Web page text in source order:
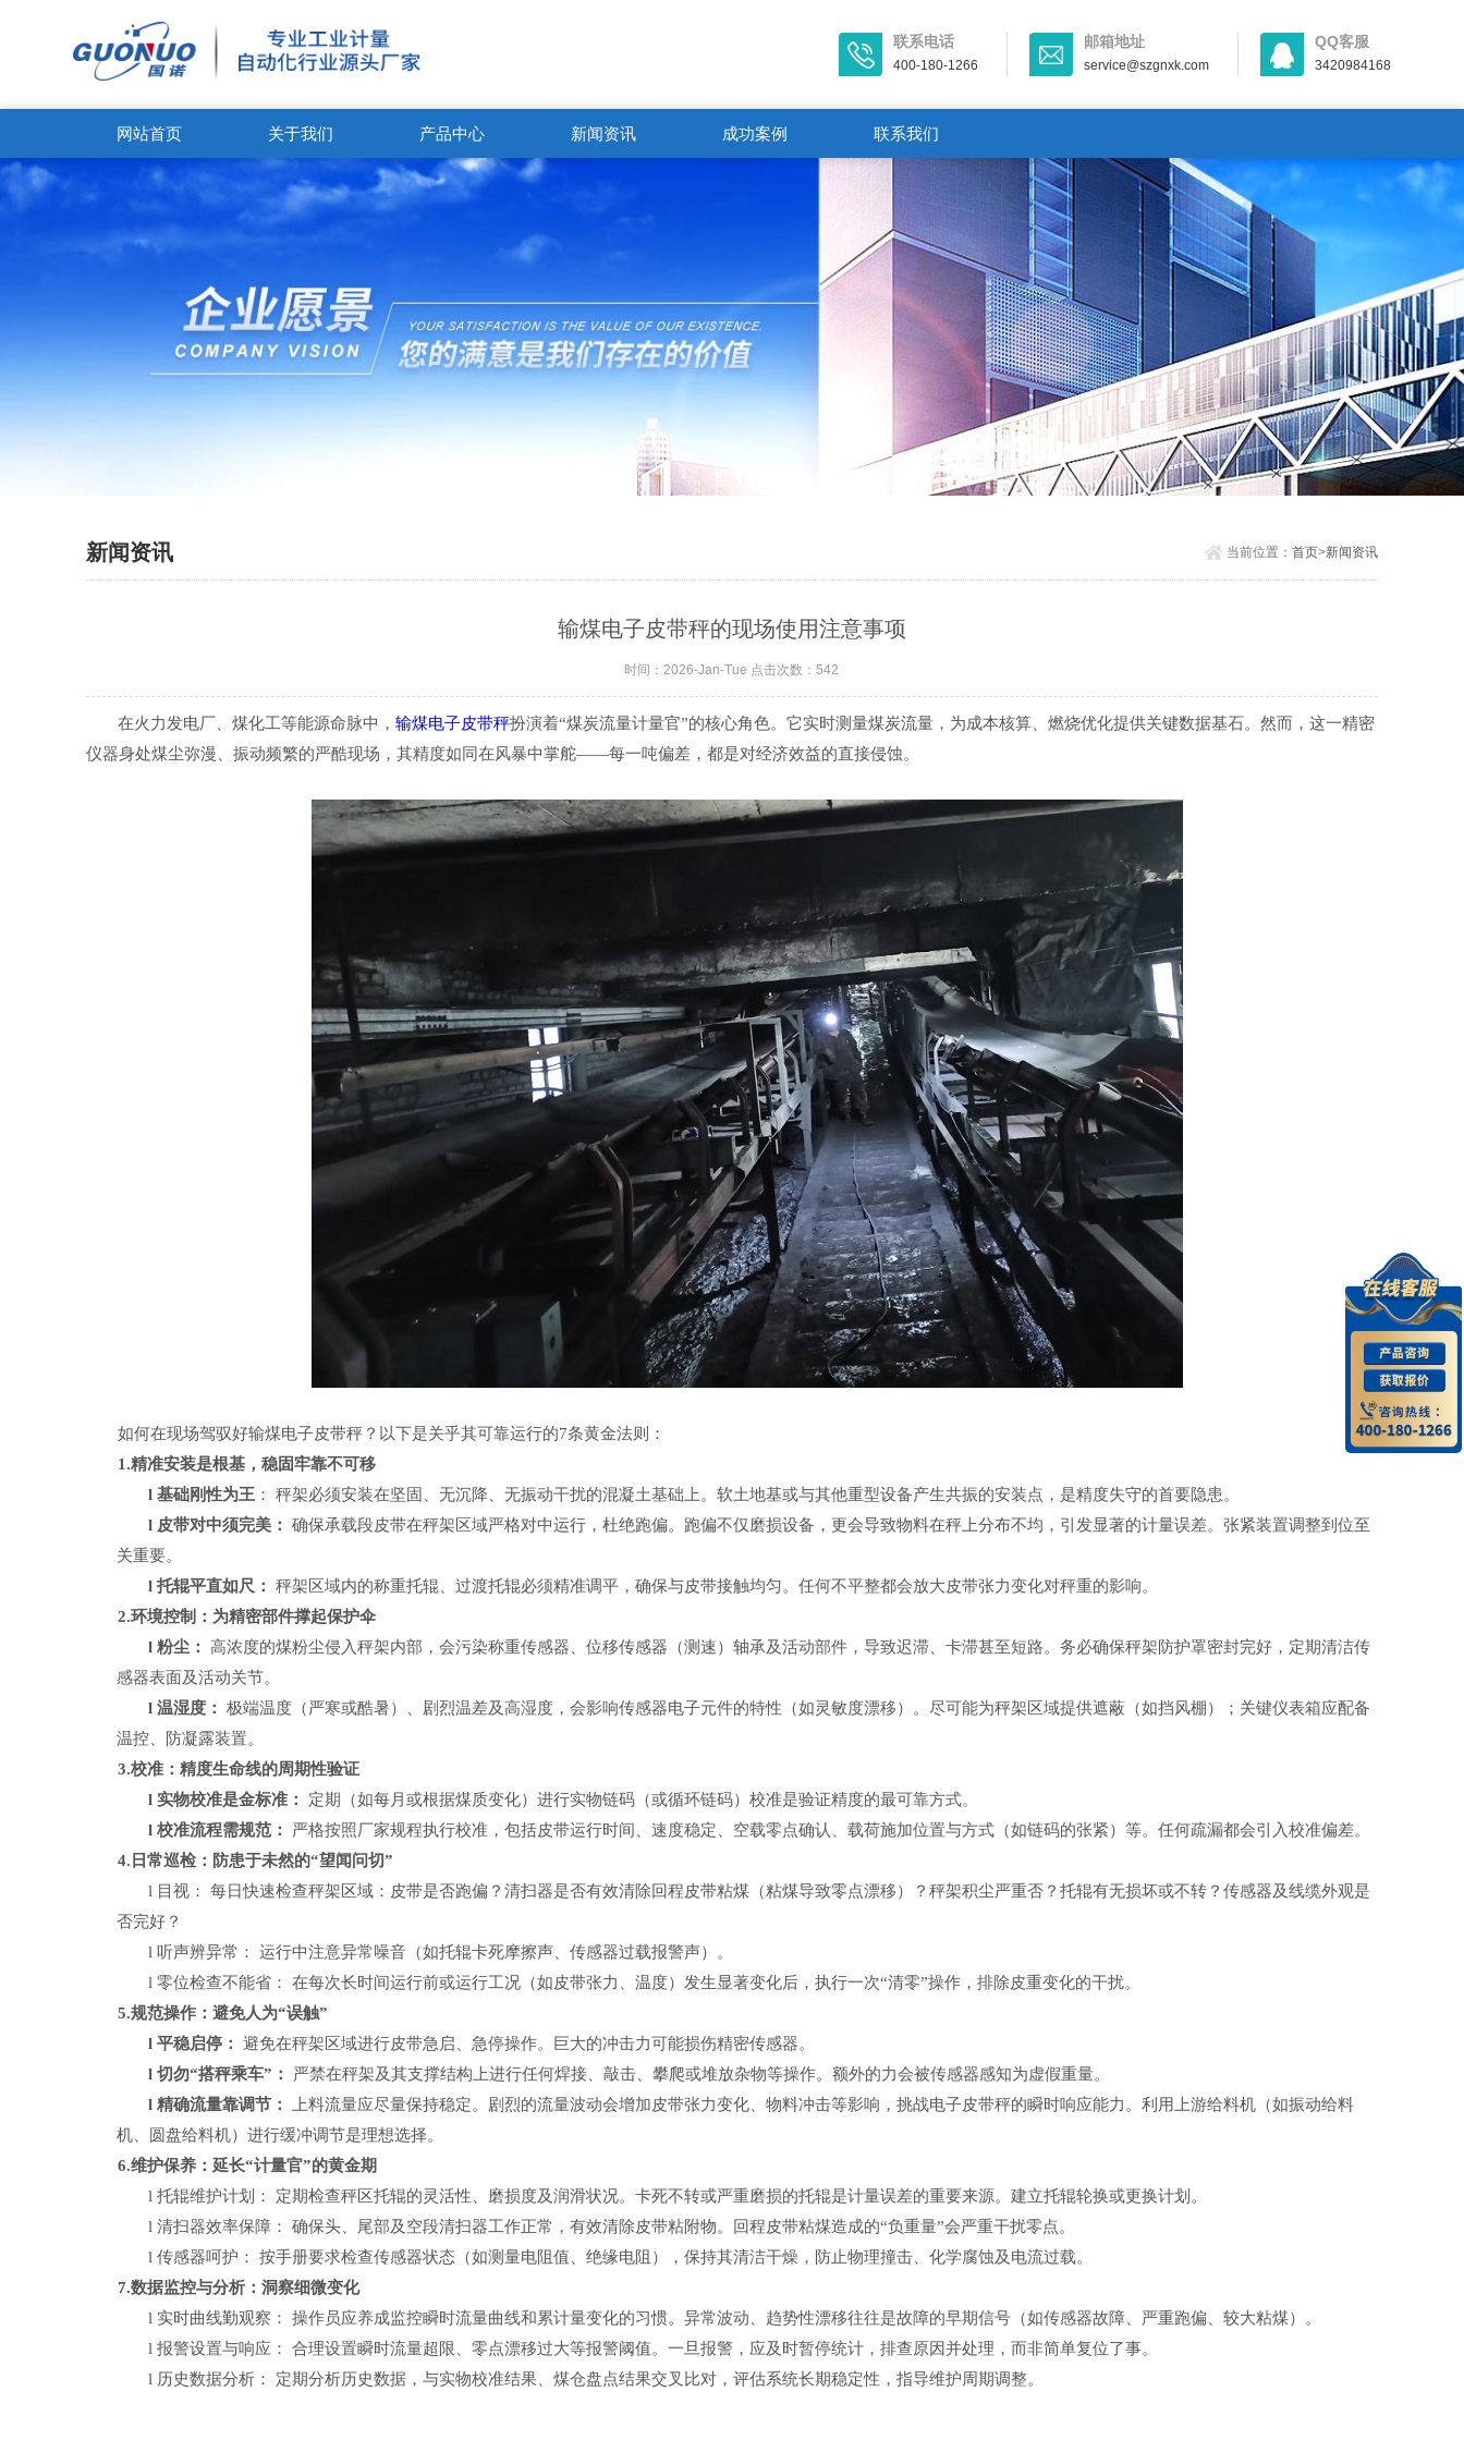
联系电话
400-180-1266
邮箱地址
service@szgnxk.com
QQ客服
3420984168
网站首页 关于我们 产品中心 新闻资讯 成功案例 联系我们
新闻资讯 当前位置： 首页>新闻资讯
输煤电子皮带秤的现场使用注意事项
时间：2026-Jan-Tue 点击次数：542
在火力发电厂、煤化工等能源命脉中，输煤电子皮带秤扮演着“煤炭流量计量官”的核心角色。它实时测量煤炭流量，为成本核算、燃烧优化提供关键数据基石。然而，这一精密
仪器身处煤尘弥漫、振动频繁的严酷现场，其精度如同在风暴中掌舵——每一吨偏差，都是对经济效益的直接侵蚀。
如何在现场驾驭好输煤电子皮带秤？以下是关乎其可靠运行的7条黄金法则：
1.精准安装是根基，稳固牢靠不可移
l基础刚性为王 ：
秤架必须安装在坚固、无沉降、无振动干扰的混凝土基础上。软土地基或与其他重型设备产生共振的安装点，是精度失守的首要隐患。
l 皮带对中须完美：
确保承载段皮带在秤架区域严格对中运行，杜绝跑偏。跑偏不仅磨损设备，更会导致物料在秤上分布不均，引发显著的计量误差。张紧装置调整到位至
关重要。
l托辊平直如尺：
秤架区域内的称重托辊、过渡托辊必须精准调平，确保与皮带接触均匀。任何不平整都会放大皮带张力变化对秤重的影响。
2.环境控制：为精密部件撑起保护伞
l粉尘：
高浓度的煤粉尘侵入秤架内部，会污染称重传感器、位移传感器（测速）轴承及活动部件，导致迟滞、卡滞甚至短路。务必确保秤架防护罩密封完好，定期清洁传
感器表面及活动关节。
l温湿度：
极端温度（严寒或酷暑）、剧烈温差及高湿度，会影响传感器电子元件的特性（如灵敏度漂移）。尽可能为秤架区域提供遮蔽（如挡风棚）；关键仪表箱应配备
温控、防凝露装置。
3.校准：精度生命线的周期性验证
l实物校准是金标准：
定期（如每月或根据煤质变化）进行实物链码（或循环链码）校准是验证精度的最可靠方式。
l校准流程需规范：
严格按照厂家规程执行校准，包括皮带运行时间、速度稳定、空载零点确认、载荷施加位置与方式（如链码的张紧）等。任何疏漏都会引入校准偏差。
4.日常巡检：防患于未然的“望闻问切”
l 目视：
每日快速检查秤架区域：皮带是否跑偏？清扫器是否有效清除回程皮带粘煤（粘煤导致零点漂移）？秤架积尘严重否？托辊有无损坏或不转？传感器及线缆外观是
否完好？
l 听声辨异常：
运行中注意异常噪音（如托辊卡死摩擦声、传感器过载报警声）。
l零位检查不能省： 在每次长时间运行前或运行工况（如皮带张力、温度）发生显著变化后，执行一次“清零”操作，排除皮重变化的干扰。
5.规范操作：避免人为“误触”
l平稳启停：
避免在秤架区域进行皮带急启、急停操作。巨大的冲击力可能损伤精密传感器。
l切勿“搭秤乘车”：
严禁在秤架及其支撑结构上进行任何焊接、敲击、攀爬或堆放杂物等操作。额外的力会被传感器感知为虚假重量。
l精确流量靠调节：
上料流量应尽量保持稳定。剧烈的流量波动会增加皮带张力变化、物料冲击等影响，挑战电子皮带秤的瞬时响应能力。利用上游给料机（如振动给料
机、圆盘给料机）进行缓冲调节是理想选择。
6.维护保养：延长“计量官”的黄金期
l托辊维护计划：
定期检查秤区托辊的灵活性、磨损度及润滑状况。卡死不转或严重磨损的托辊是计量误差的重要来源。建立托辊轮换或更换计划。
l清扫器效率保障： 确保头、尾部及空段清扫器工作正常，有效清除皮带粘附物。回程皮带粘煤造成的“负重量”会严重干扰零点。
l传感器呵护：
按手册要求检查传感器状态（如测量电阻值、绝缘电阻），保持其清洁干燥，防止物理撞击、化学腐蚀及电流过载。
7.数据监控与分析：洞察细微变化
l 实时曲线勤观察：
操作员应养成监控瞬时流量曲线和累计量变化的习惯。异常波动、趋势性漂移往往是故障的早期信号（如传感器故障、严重跑偏、较大粘煤）。
l报警设置与响应：
合理设置瞬时流量超限、零点漂移过大等报警阈值。一旦报警，应及时暂停统计，排查原因并处理，而非简单复位了事。
l 历史数据分析： 定期分析历史数据，与实物校准结果、煤仓盘点结果交叉比对，评估系统长期稳定性，指导维护周期调整。